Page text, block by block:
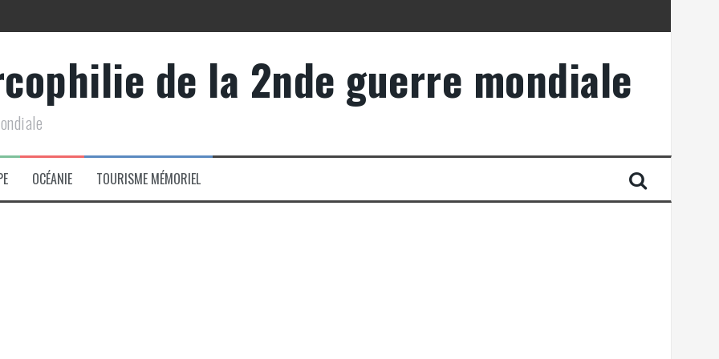
» (40-44)
de la 2nde guerre mondiale
OCÉANIE TOURISME MÉMORIEL